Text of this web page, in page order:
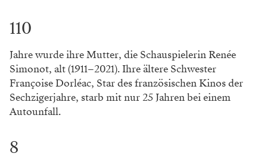
110
Jahre wurde ihre Mutter, die Schauspielerin Renée
Simonot, alt (1911–2021). Ihre ältere Schwester
Françoise Dorléac, Star des französischen Kinos der
Sechzigerjahre, starb mit nur 25 Jahren bei einem
Autounfall.
8